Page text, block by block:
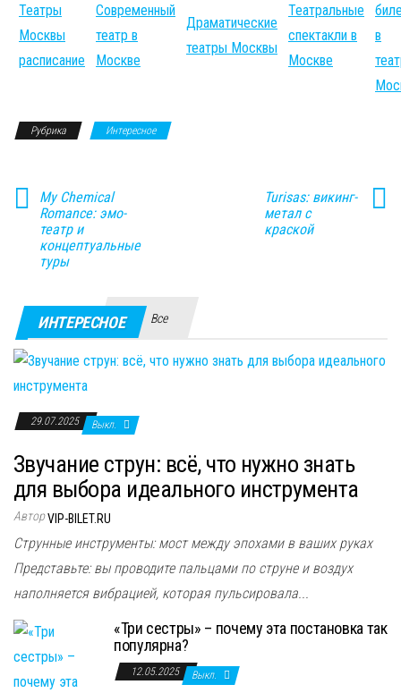
Театры
Москвы
расписание
Современный
театр в
Москве
Драматические
театры Москвы
Театральные
спектакли в
Москве
в
Рубрика Интересное
My Chemical
Romance: эмо-
театр и
концептуальные
туры
Turisas: викинг-
метал с
краской
ИНТЕРЕСНОЕ Все
29.07.2025 Выкл.
Звучание струн: всё, что нужно знать
для выбора идеального инструмента
АвторVIP-BILET.RU
Струнные инструменты: мост между эпохами в ваших руках
Представьте: вы проводите пальцами по струне и воздух
наполняется вибрацией, которая пульсировала...
«Три сестры» – почему эта постановка так
популярна?
12.05.2025 Выкл.